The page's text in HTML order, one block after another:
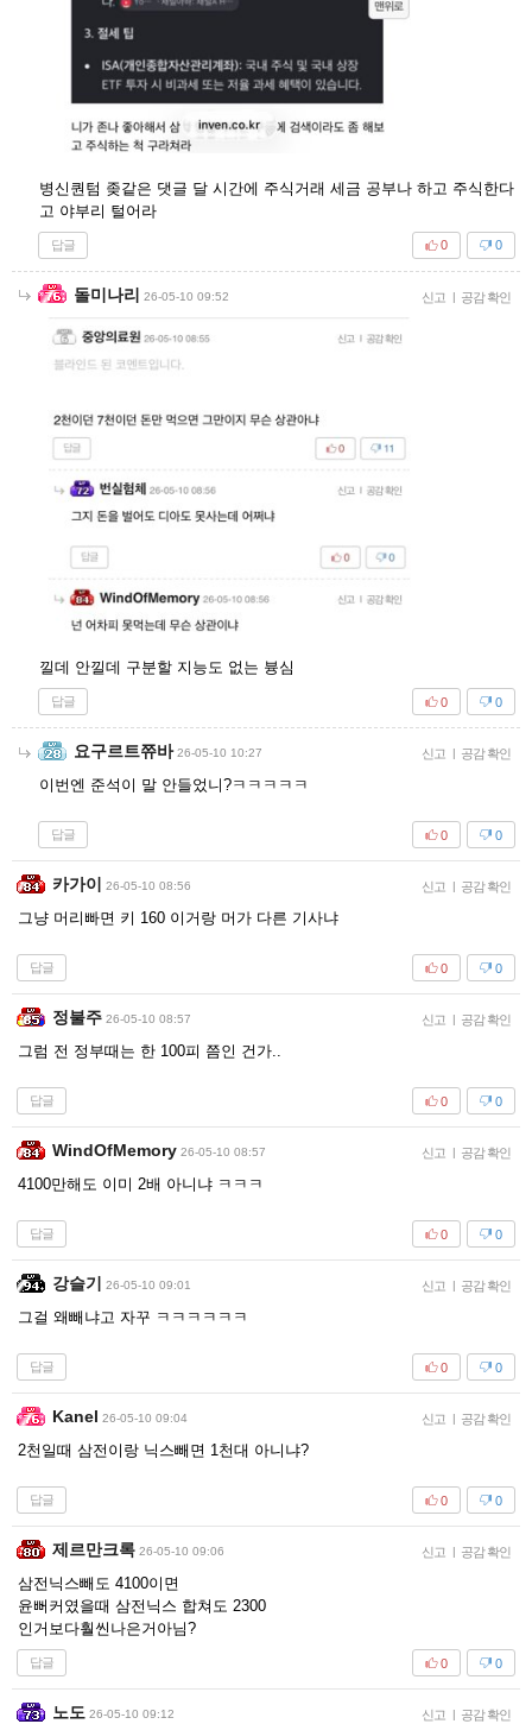
병신퀀텀 좆같은 댓글 달 시간에 주식거래 세금 공부나 하고 주식한다
고 야부리 털어라
답글 0
0
돌미나리 26-05-10 09:52 신고 | 공감 확인
낄데 안낄데 구분할 지능도 없는 븅심
답글 0
0
요구르트쮸바 26-05-10 10:27 신고 공감 확인
이번엔 준석이 말 안들었니?ㅋㅋㅋㅋㅋ
답글 0
0
카가이 26-05-10 08:56 신고 공감 확인
그냥 머리빠면 키 160 이거랑 머가 다른 기사냐
답글 0
0
정불주 26-05-10 08:57 신고 공감 확인
그럼 전 정부때는 한 100피 쯤인 건가..
답글 0
0
WindOfMemory 26-05-10 08:57 신고 공감 확인
4100만해도 이미 2배 아니냐 ㅋㅋㅋ
답글 0
0
강슬기 26-05-10 09:01 신고 공감 확인
그걸 왜빼냐고 자꾸 ㅋㅋㅋㅋㅋㅋ
답글 0
0
Kanel 26-05-10 09:04 신고 공감 확인
2천일때 삼전이랑 닉스빼면 1천대 아니냐?
답글 0
0
제르만크록 26-05-10 09:06 신고 공감 확인
삼전닉스빼도 4100이면
윤뻐커였을때 삼전닉스 합쳐도 2300
인거보다훨씬나은거아님?
답글 0
0
노도 26-05-10 09:12 신고 공감 확인